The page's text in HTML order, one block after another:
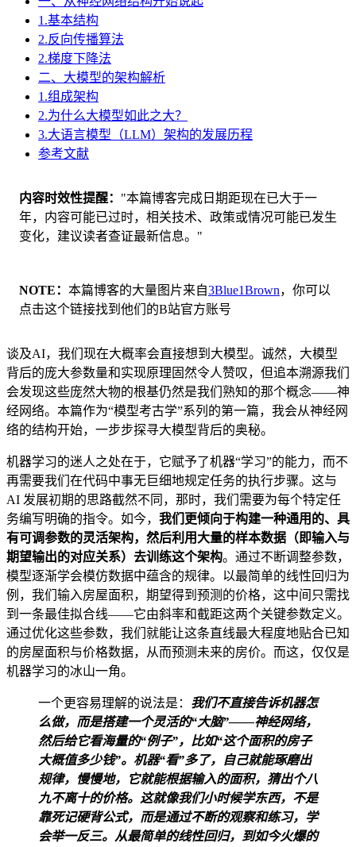
1.基本结构
2.反向传播算法
2.梯度下降法
二、大模型的架构解析
1.组成架构
2.为什么大模型如此之大？
3.大语言模型（LLM）架构的发展历程
参考文献
内容时效性提醒
"本篇博客完成日期距现在已大于一
年，内容可能已过时，相关技术、政策或情况可能已发生
变化，建议读者查证最新信息。"
NOTE 本篇博客的大量图片来自3Blue1Brown，你可以
点击这个链接找到他们的B站官方账号
谈及AI，我们现在大概率会直接想到大模型。诚然，大模型
背后的庞大参数量和实现原理固然令人赞叹，但追本溯源我们
会发现这些庞然大物的根基仍然是我们熟知的那个概念——神
经网络。本篇作为“模型考古学”系列的第一篇，我会从神经网
络的结构开始，一步步探寻大模型背后的奥秘。
机器学习的迷人之处在于，它赋予了机器“学习”的能力，而不
再需要我们在代码中事无巨细地规定任务的执行步骤。这与
AI 发展初期的思路截然不同，那时，我们需要为每个特定任
务编写明确的指令。如今， 我们更倾向于构建一种通用的、具
有可调参数的灵活架构，然后利用大量的样本数据（即输入与
期望输出的对应关系）去训练这个架构。通过不断调整参数，
模型逐渐学会模仿数据中蕴含的规律。以最简单的线性回归为
例，我们输入房屋面积，期望得到预测的价格，这中间只需找
到一条最佳拟合线——它由斜率和截距这两个关键参数定义。
通过优化这些参数，我们就能让这条直线最大程度地贴合已知
的房屋面积与价格数据，从而预测未来的房价。而这，仅仅是
机器学习的冰山一角。
一个更容易理解的说法是： 我们不直接告诉机器怎
么做，而是搭建一个灵活的“大脑”——神经网络，
然后给它看海量的“例子”，比如“这个面积的房子
大概值多少钱”。机器“看”多了，自己就能琢磨出
规律，慢慢地，它就能根据输入的面积，猜出个八
九不离十的价格。这就像我们小时候学东西，不是
靠死记硬背公式，而是通过不断的观察和练习，学
会举一反三。从最简单的线性回归，到如今火爆的